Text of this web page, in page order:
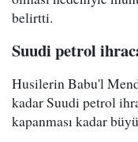
belirtti.
Suudi petrol
Husilerin Babu'l
kadar Suudi petrol
kapanması kadar